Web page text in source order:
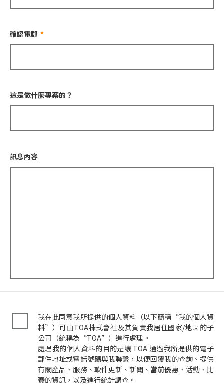
確認電郵
這是做什麼專案的？
訊息內容
我在此同意我所提供的個人資料（以下簡稱“我的個人資
料”）可由TOA株式會社及其負責我居住國家/地區的子
公司（統稱為“TOA”）進行處理。
處理我的個人資料的目的是讓 TOA 通過我所提供的電子
郵件地址或電話號碼與我聯繫，以便回覆我的查詢、提供
有關產品、服務、軟件更新、新聞、當前優惠、活動、比
賽的資訊，以及進行統計調查。